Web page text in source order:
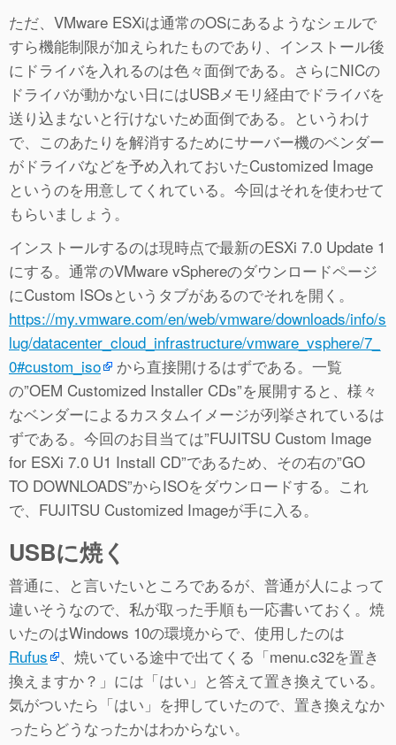
ただ、VMware ESXiは通常のOSにあるようなシェルで
すら機能制限が加えられたものであり、インストール後
にドライバを入れるのは色々面倒である。さらにNICの
ドライバが動かない日にはUSBメモリ経由でドライバを
送り込まないと行けないため面倒である。というわけ
で、このあたりを解消するためにサーバー機のベンダー
がドライバなどを予め入れておいたCustomized Image
というのを用意してくれている。今回はそれを使わせて
もらいましょう。
インストールするのは現時点で最新のESXi 7.0 Update 1
にする。通常のVMware vSphereのダウンロードページ
にCustom ISOsというタブがあるのでそれを開く。
https://my.vmware.com/en/web/vmware/downloads/info/s
lug/datacenter_cloud_infrastructure/vmware_vsphere/7_
0#custom_iso
から直接開けるはずである。一覧
の”OEM Customized Installer CDs”を展開すると、様々
なベンダーによるカスタムイメージが列挙されているは
ずである。今回のお目当ては”FUJITSU Custom Image
for ESXi 7.0 U1 Install CD”であるため、その右の”GO
TO DOWNLOADS”からISOをダウンロードする。これ
で、FUJITSU Customized Imageが手に入る。
USBに焼く
普通に、と言いたいところであるが、普通が人によって
違いそうなので、私が取った手順も一応書いておく。焼
いたのはWindows 10の環境からで、使用したのは
Rufus
、焼いている途中で出てくる「menu.c32を置き
換えますか？」には「はい」と答えて置き換えている。
気がついたら「はい」を押していたので、置き換えなか
ったらどうなったかはわからない。